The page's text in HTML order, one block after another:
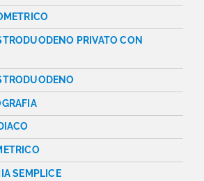
PRIVATO CON
SEMPLICE